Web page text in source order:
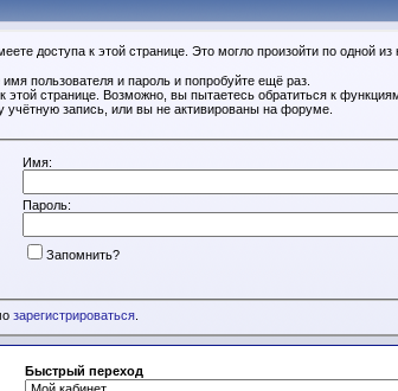
доступа к этой странице. Это могло произойти по одной из
пользователя и пароль и попробуйте ещё раз.
этой странице. Возможно, вы пытаетесь обратиться к
запись, или вы не активированы на форуме.
Имя:
Пароль:
Запомнить?
зарегистрироваться
Быстрый переход